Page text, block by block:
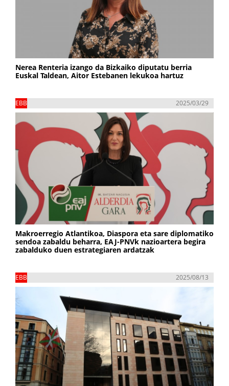
Nerea Renteria izango da Bizkaiko diputatu berria
Euskal Taldean, Aitor Estebanen lekukoa hartuz
EBB 2025/03/29
Makroerregio Atlantikoa, Diaspora eta sare diplomatiko
sendoa zabaldu beharra, EAJ-PNVk nazioartera begira
zabalduko duen estrategiaren ardatzak
EBB 2025/08/13